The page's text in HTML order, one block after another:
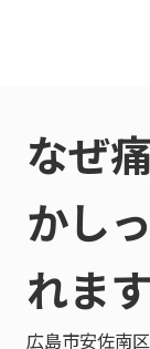
なぜ
かし
れま
広島市安佐南